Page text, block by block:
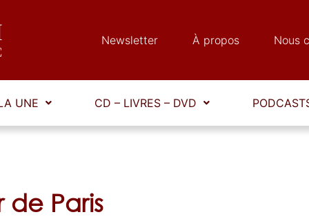
Newsletter À propos Nous
UNE CD – LIVRES – DVD
Paris